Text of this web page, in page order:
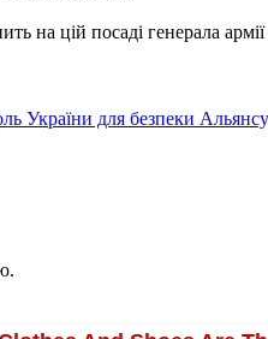
на цій посаді генерала
України для безпеки Альянсу